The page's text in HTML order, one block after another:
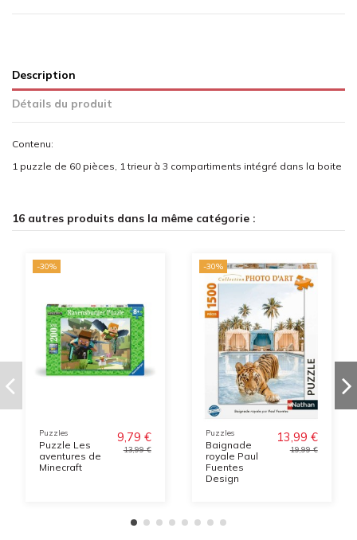
Description
Détails du produit
Contenu:
1 puzzle de 60 pièces, 1 trieur à 3 compartiments intégré dans la boite
16 autres produits dans la même catégorie :
-30%
Puzzles
Puzzle Les
aventures de
Minecraft
9,79 €
13,99 €
-30%
Puzzles
Baignade
royale Paul
Fuentes
Design
13,99 €
19,99 €